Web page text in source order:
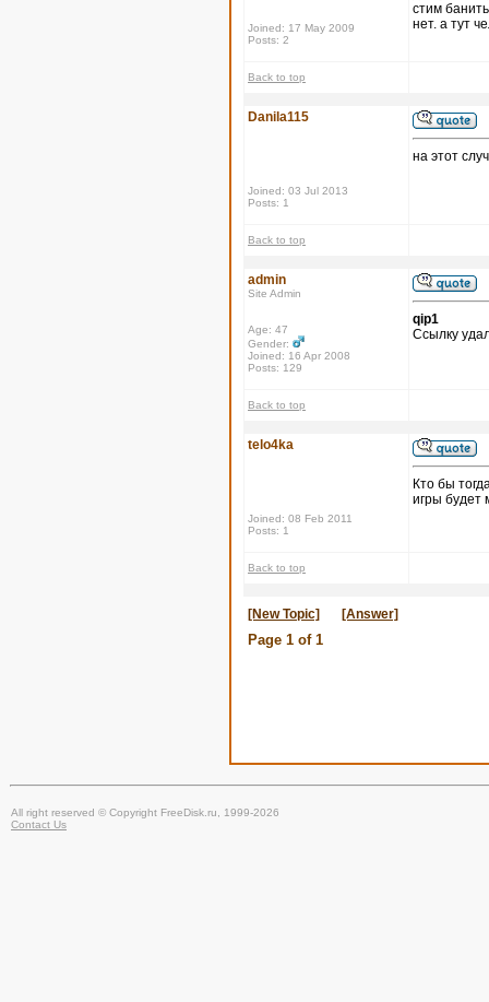
Joined: 17 May 2009
Posts: 2
стим
нет. а тут
Back to top
Danila115
Joined: 03 Jul 2013
Posts: 1
на этот
Back to top
admin
Site Admin
Age: 47
Gender:
Joined: 16 Apr 2008
Posts: 129
qip1
Ссылку
Back to top
telo4ka
Joined: 08 Feb 2011
Posts: 1
Кто бы
игры будет
Back to top
[New Topic] [Answer]
Page 1 of 1
All right reserved © Copyright FreeDisk.ru, 1999-2026
Contact Us